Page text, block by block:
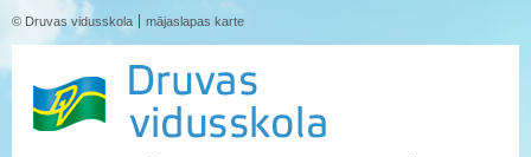
© Druvas vidusskola mājaslapas karte